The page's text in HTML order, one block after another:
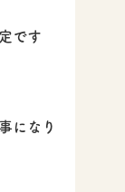
です
になり